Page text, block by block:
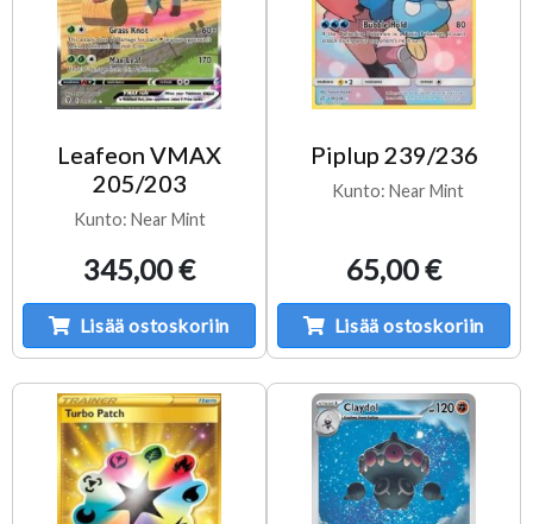
Leafeon VMAX
205/203
Kunto: Near Mint
345,00 €
Lisää ostoskoriin
Piplup 239/236
Kunto: Near Mint
65,00 €
Lisää ostoskoriin